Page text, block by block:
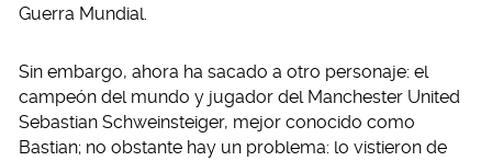
Guerra Mundial.
Sin embargo, ahora ha sacado a otro personaje: el
campeón del mundo y jugador del Manchester United
Sebastian Schweinsteiger, mejor conocido como
Bastian; no obstante hay un problema: lo vistieron de